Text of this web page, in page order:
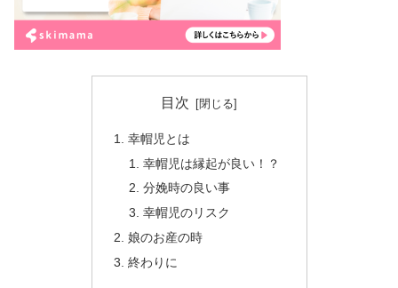
目次
幸帽児とは
幸帽児は縁起が良い！？
分娩時の良い事
幸帽児のリスク
娘のお産の時
終わりに